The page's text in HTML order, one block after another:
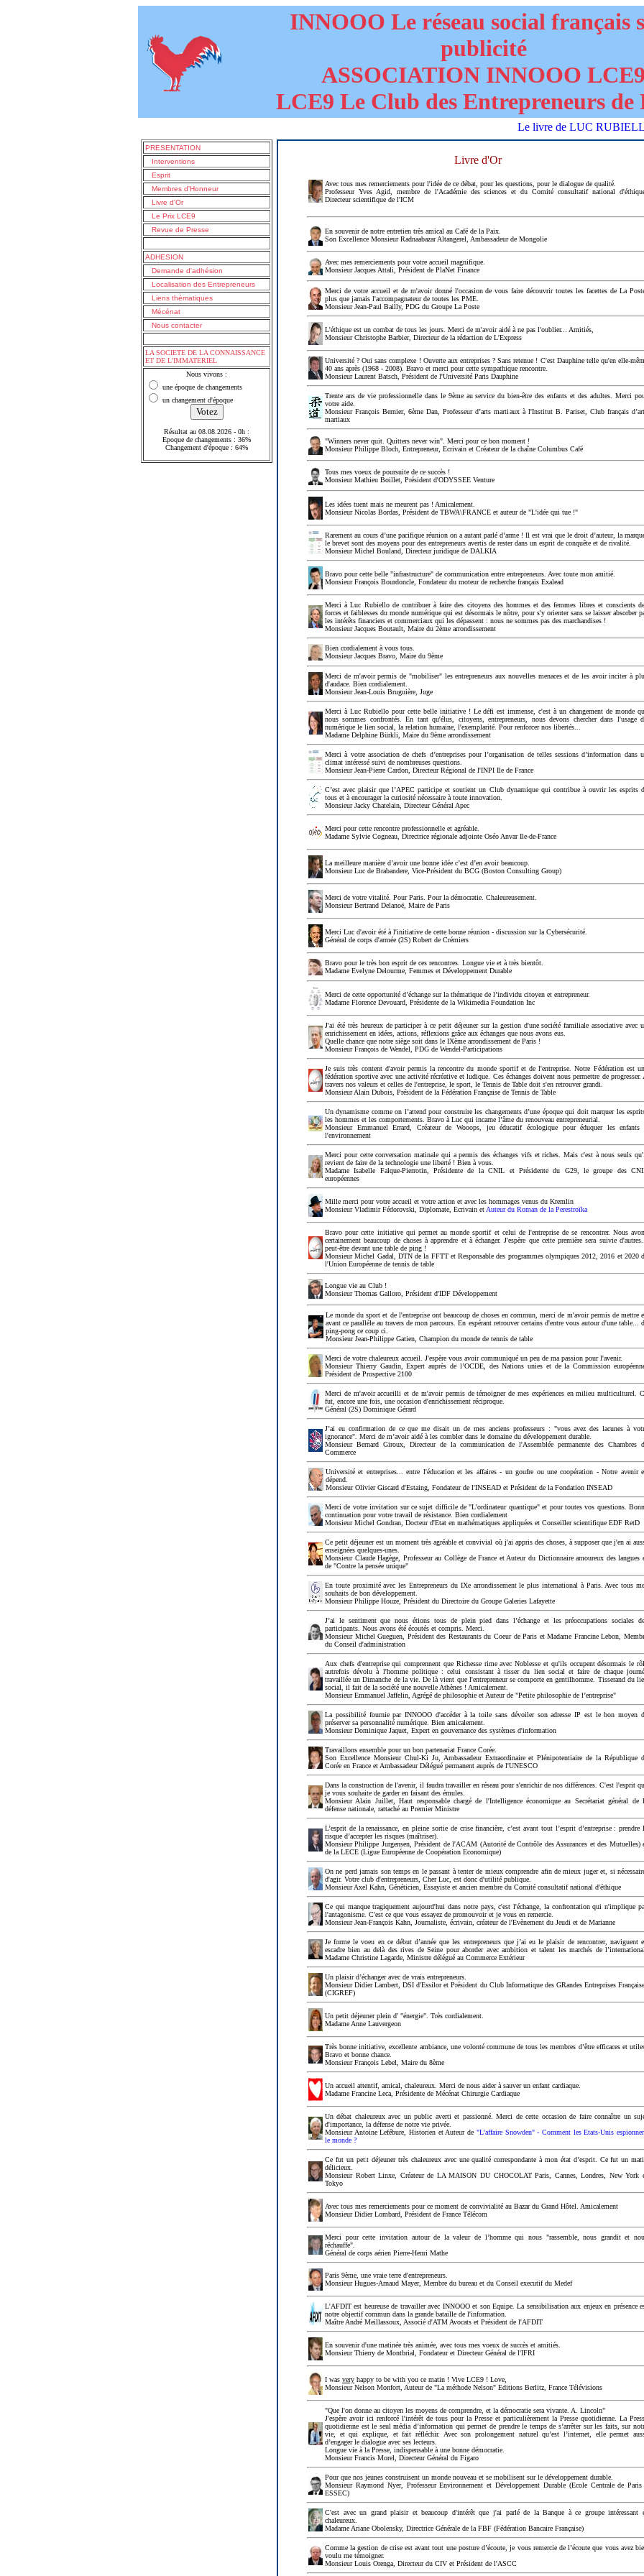
INNOOO Le réseau social français
publicité
ASSOCIATION INNOOO LCE9
LCE9 Le Club des Entrepreneurs de
Le livre de LUC RUBIELLO
PRESENTATION
Interventions
Esprit
Membres d'Honneur
Livre d'Or
Le Prix LCE9
Revue de Presse
ADHESION
Demande d'adhésion
Localisation des Entrepreneurs
Liens thématiques
Mécénat
Nous contacter
LA SOCIETE DE LA CONNAISSANCE
ET DE L'IMMATERIEL
Nous vivons :
une époque de changements
un changement d'époque
Résultat au 08.08.2026 - 0h :
Epoque de changements : 36%
Changement d'époque : 64%
Livre d'Or
Avec tous mes remerciements pour l'idée de ce débat, pour les questions, pour le dialogue de qualité.
Professeur Yves Agid, membre de l'Académie des sciences et du Comité consultatif national
Directeur scientifique de l'ICM
En souvenir de notre entretien très amical au Café de la Paix.
Son Excellence Monsieur Radnaabazar Altangerel, Ambassadeur de Mongolie
Avec mes remerciements pour votre accueil magnifique.
Monsieur Jacques Attali, Président de PlaNet Finance
Merci de votre accueil et de m'avoir donné l'occasion de vous faire découvrir toutes les facettes de La
plus que jamais l'accompagnateur de toutes les PME.
Monsieur Jean-Paul Bailly, PDG du Groupe La Poste
L'éthique est un combat de tous les jours. Merci de m'avoir aidé à ne pas l'oublier... Amitiés,
Monsieur Christophe Barbier, Directeur de la rédaction de L'Express
Université ? Oui sans complexe ! Ouverte aux entreprises ? Sans retenue ! C'est Dauphine telle qu'en elle-
40 ans après (1968 - 2008). Bravo et merci pour cette sympathique rencontre.
Monsieur Laurent Batsch, Président de l'Université Paris Dauphine
Trente ans de vie professionnelle dans le 9ème au service du bien-être des enfants et des adultes. Merci
votre aide.
Monsieur François Bernier, 6ème Dan, Professeur d’arts martiaux à l'Institut B. Pariset, Club français
martiaux
"Winners never quit. Quitters never win". Merci pour ce bon moment !
Monsieur Philippe Bloch, Entrepreneur, Ecrivain et Créateur de la chaîne Columbus Café
Tous mes voeux de poursuite de ce succès !
Monsieur Mathieu Boillet, Président d'ODYSSEE Venture
Les idées tuent mais ne meurent pas ! Amicalement.
Monsieur Nicolas Bordas, Président de TBWA\FRANCE et auteur de "L'idée qui tue !"
Rarement au cours d’une pacifique réunion on a autant parlé d’arme ! Il est vrai que le droit d’auteur, la
le brevet sont des moyens pour des entrepreneurs avertis de rester dans un esprit de conquête et de rivalité.
Monsieur Michel Bouland, Directeur juridique de DALKIA
Bravo pour cette belle "infrastructure" de communication entre entrepreneurs. Avec toute mon amitié.
Monsieur François Bourdoncle, Fondateur du moteur de recherche français Exalead
Merci à Luc Rubiello de contribuer à faire des citoyens des hommes et des femmes libres et conscients
forces et faiblesses du monde numérique qui est désormais le nôtre, pour s'y orienter sans se laisser absorber
les intérêts financiers et commerciaux qui les dépassent : nous ne sommes pas des marchandises !
Monsieur Jacques Boutault, Maire du 2ème arrondissement
Bien cordialement à vous tous.
Monsieur Jacques Bravo, Maire du 9ème
Merci de m'avoir permis de "mobiliser" les entrepreneurs aux nouvelles menaces et de les avoir inciter à
d'audace. Bien cordialement.
Monsieur Jean-Louis Bruguière, Juge
Merci à Luc Rubiello pour cette belle initiative ! Le défi est immense, c'est à un changement de monde
nous sommes confrontés. En tant qu'élus, citoyens, entrepreneurs, nous devons chercher dans l'usage
numérique le lien social, la relation humaine, l'exemplarité. Pour renforcer nos libertés...
Madame Delphine Bürkli, Maire du 9ème arrondissement
Merci à votre association de chefs d’entreprises pour l’organisation de telles sessions d’information dans
climat intéressé suivi de nombreuses questions.
Monsieur Jean-Pierre Cardon, Directeur Régional de l'INPI Ile de France
C’est avec plaisir que l’APEC participe et soutient un Club dynamique qui contribue à ouvrir les esprits
tous et à encourager la curiosité nécessaire à toute innovation.
Monsieur Jacky Chatelain, Directeur Général Apec
Merci pour cette rencontre professionnelle et agréable.
Madame Sylvie Cogneau, Directrice régionale adjointe Oséo Anvar Ile-de-France
La meilleure manière d’avoir une bonne idée c’est d’en avoir beaucoup.
Monsieur Luc de Brabandere, Vice-Président du BCG (Boston Consulting Group)
Merci de votre vitalité. Pour Paris. Pour la démocratie. Chaleureusement.
Monsieur Bertrand Delanoë, Maire de Paris
Merci Luc d'avoir été à l'initiative de cette bonne réunion - discussion sur la Cybersécurité.
Général de corps d'armée (2S) Robert de Crémiers
Bravo pour le très bon esprit de ces rencontres. Longue vie et à très bientôt.
Madame Evelyne Delourme, Femmes et Développement Durable
Merci de cette opportunité d’échange sur la thématique de l’individu citoyen et entrepreneur.
Madame Florence Devouard, Présidente de la Wikimedia Foundation Inc
J'ai été très heureux de participer à ce petit déjeuner sur la gestion d'une société familiale associative avec
enrichissement en idées, actions, réflexions grâce aux échanges que nous avons eus.
Quelle chance que notre siège soit dans le IXème arrondissement de Paris !
Monsieur François de Wendel, PDG de Wendel-Participations
Je suis très content d'avoir permis la rencontre du monde sportif et de l'entreprise. Notre Fédération est
fédération sportive avec une activité récréative et ludique. Ces échanges doivent nous permettre de progresser.
travers nos valeurs et celles de l'entreprise, le sport, le Tennis de Table doit s'en retrouver grandi.
Monsieur Alain Dubois, Président de la Fédération Française de Tennis de Table
Un dynamisme comme on l’attend pour construire les changements d’une époque qui doit marquer les
les hommes et les comportements. Bravo à Luc qui incarne l’âme du renouveau entrepreneurial.
Monsieur Emmanuel Errard, Créateur de Wooops, jeu éducatif écologique pour éduquer les enfants
l'environnement
Merci pour cette conversation matinale qui a permis des échanges vifs et riches. Mais c'est à nous seuls
revient de faire de la technologie une liberté ! Bien à vous.
Madame Isabelle Falque-Pierrotin, Présidente de la CNIL et Présidente du G29, le groupe des
européennes
Mille merci pour votre accueil et votre action et avec les hommages venus du Kremlin
Monsieur Vladimir Fédorovski, Diplomate, Ecrivain et Auteur du Roman de la Perestroïka
Bravo pour cette initiative qui permet au monde sportif et celui de l'entreprise de se rencontrer. Nous
certainement beaucoup de choses à apprendre et à échanger. J'espère que cette première sera suivie d'autres...
peut-être devant une table de ping !
Monsieur Michel Gadal, DTN de la FFTT et Responsable des programmes olympiques 2012, 2016 et 2020
l'Union Européenne de tennis de table
Longue vie au Club !
Monsieur Thomas Galloro, Président d'IDF Développement
Le monde du sport et de l'entreprise ont beaucoup de choses en commun, merci de m'avoir permis de mettre
avant ce parallèle au travers de mon parcours. En espérant retrouver certains d'entre vous autour d'une table...
ping-pong ce coup ci.
Monsieur Jean-Philippe Gatien, Champion du monde de tennis de table
Merci de votre chaleureux accueil. J'espère vous avoir communiqué un peu de ma passion pour l'avenir.
Monsieur Thierry Gaudin, Expert auprès de l’OCDE, des Nations unies et de la Commission
Président de Prospective 2100
Merci de m'avoir accueilli et de m'avoir permis de témoigner de mes expériences en milieu multiculturel.
fut, encore une fois, une occasion d'enrichissement réciproque.
Général (2S) Dominique Gérard
J’ai eu confirmation de ce que me disait un de mes anciens professeurs : "vous avez des lacunes à
ignorance". Merci de m’avoir aidé à les combler dans le domaine du développement durable.
Monsieur Bernard Giroux, Directeur de la communication de l'Assemblée permanente des Chambres
Commerce
Université et entreprises... entre l'éducation et les affaires - un goufre ou une coopération - Notre avenir
dépend.
Monsieur Olivier Giscard d'Estaing, Fondateur de l'INSEAD et Président de la Fondation INSEAD
Merci de votre invitation sur ce sujet difficile de "L'ordinateur quantique" et pour toutes vos questions.
continuation pour votre travail de résistance. Bien cordialement
Monsieur Michel Gondran, Docteur d'Etat en mathématiques appliquées et Conseiller scientifique EDF RetD
Ce petit déjeuner est un moment très agréable et convivial où j'ai appris des choses, à supposer que j'en ai
enseignées quelques-unes.
Monsieur Claude Hagège, Professeur au Collège de France et Auteur du Dictionnaire amoureux des langues
de "Contre la pensée unique"
En toute proximité avec les Entrepreneurs du IXe arrondissement le plus international à Paris. Avec tous
souhaits de bon développement.
Monsieur Philippe Houze, Président du Directoire du Groupe Galeries Lafayette
J’ai le sentiment que nous étions tous de plein pied dans l’échange et les préoccupations sociales
participants. Nous avons été écoutés et compris. Merci.
Monsieur Michel Gueguen, Président des Restaurants du Coeur de Paris et Madame Francine Lebon,
du Conseil d'administration
Aux chefs d'entreprise qui comprennent que Richesse rime avec Noblesse et qu'ils occupent désormais le
autrefois dévolu à l'homme politique : celui consistant à tisser du lien social et faire de chaque
travaillée un Dimanche de la vie. De là vient que l'entrepreneur se comporte en gentilhomme. Tisserand du
social, il fait de la société une nouvelle Athènes ! Amicalement.
Monsieur Emmanuel Jaffelin, Agrégé de philosophie et Auteur de "Petite philosophie de l’entreprise"
La possibilité fournie par INNOOO d'accéder à la toile sans dévoiler son adresse IP est le bon moyen
préserver sa personnalité numérique. Bien amicalement.
Monsieur Dominique Jaquet, Expert en gouvernance des systèmes d'information
Travaillons ensemble pour un bon partenariat France Corée.
Son Excellence Monsieur Chul-Ki Ju, Ambassadeur Extraordinaire et Plénipotentiaire de la République
Corée en France et Ambassadeur Délégué permanent auprès de l'UNESCO
Dans la construction de l'avenir, il faudra travailler en réseau pour s'enrichir de nos différences. C'est l'esprit
je vous souhaite de garder en faisant des émules.
Monsieur Alain Juillet, Haut responsable chargé de l'Intelligence économique au Secrétariat général de
défense nationale, rattaché au Premier Ministre
L’esprit de la renaissance, en pleine sortie de crise financière, c’est avant tout l’esprit d’entreprise : prendre
risque d’accepter les risques (maîtriser).
Monsieur Philippe Jurgensen, Président de l'ACAM (Autorité de Contrôle des Assurances et des Mutuelles)
de la LECE (Ligue Européenne de Coopération Economique)
On ne perd jamais son temps en le passant à tenter de mieux comprendre afin de mieux juger et, si
d'agir. Votre club d'entrepreneurs, Cher Luc, est donc d'utilité publique.
Monsieur Axel Kahn, Généticien, Essayiste et ancien membre du Comité consultatif national d'éthique
Ce qui manque tragiquement aujourd'hui dans notre pays, c'est l'échange, la confrontation qui n'implique
l'antagonisme. C'est ce que vous essayez de promouvoir et je vous en remercie.
Monsieur Jean-François Kahn, Journaliste, écrivain, créateur de l'Evènement du Jeudi et de Marianne
Je forme le voeu en ce début d’année que les entrepreneurs que j’ai eu le plaisir de rencontrer, naviguent
escadre bien au delà des rives de Seine pour aborder avec ambition et talent les marchés de l’international.
Madame Christine Lagarde, Ministre délégué au Commerce Extérieur
Un plaisir d’échanger avec de vrais entrepreneurs.
Monsieur Didier Lambert, DSI d'Essilor et Président du Club Informatique des GRandes Entreprises
(CIGREF)
Un petit déjeuner plein d' "énergie". Très cordialement.
Madame Anne Lauvergeon
Très bonne initiative, excellente ambiance, une volonté commune de tous les membres d’être efficaces et
Bravo et bonne chance.
Monsieur François Lebel, Maire du 8ème
Un accueil attentif, amical, chaleureux. Merci de nous aider à sauver un enfant cardiaque.
Madame Francine Leca, Présidente de Mécénat Chirurgie Cardiaque
Un débat chaleureux avec un public averti et passionné. Merci de cette occasion de faire connaître un
d'importance, la défense de notre vie privée.
Monsieur Antoine Lefébure, Historien et Auteur de "L'affaire Snowden" - Comment les Etats-Unis
le monde ?
Ce fut un petit déjeuner très chaleureux avec une qualité correspondante à mon état d’esprit. Ce fut un
délicieux.
Monsieur Robert Linxe, Créateur de LA MAISON DU CHOCOLAT Paris, Cannes, Londres, New York
Tokyo
Avec tous mes remerciements pour ce moment de convivialité au Bazar du Grand Hôtel. Amicalement
Monsieur Didier Lombard, Président de France Télécom
Merci pour cette invitation autour de la valeur de l’homme qui nous "rassemble, nous grandit et
réchauffe".
Général de corps aérien Pierre-Henri Mathe
Paris 9ème, une vraie terre d'entrepreneurs.
Monsieur Hugues-Arnaud Mayer, Membre du bureau et du Conseil executif du Medef
L'AFDIT est heureuse de travailler avec INNOOO et son Equipe. La sensibilisation aux enjeux en présence
notre objectif commun dans la grande bataille de l'information.
Maître André Meillassoux, Associé d'ATM Avocats et Président de l'AFDIT
En souvenir d'une matinée très animée, avec tous mes voeux de succès et amitiés.
Monsieur Thierry de Montbrial, Fondateur et Directeur Général de l'IFRI
I was very happy to be with you ce matin ! Vive LCE9 ! Love,
Monsieur Nelson Monfort, Auteur de "La méthode Nelson" Editions Berlitz, France Télévisions
"Que l'on donne au citoyen les moyens de comprendre, et la démocratie sera vivante. A. Lincoln"
J'espère avoir ici renforcé l'intérêt de tous pour la Presse et particulièrement la Presse quotidienne. La
quotidienne est le seul média d’information qui permet de prendre le temps de s’arrêter sur les faits, sur
vie, et qui explique, et fait réfléchir. Avec son prolongement naturel qu’est l’internet, elle permet
d’engager le dialogue avec ses lecteurs.
Longue vie à la Presse, indispensable à une bonne démocratie.
Monsieur Francis Morel, Directeur Général du Figaro
Pour que nos jeunes construisent un monde nouveau et se mobilisent sur le développement durable.
Monsieur Raymond Nyer, Professeur Environnement et Développement Durable (Ecole Centrale de
ESSEC)
C'est avec un grand plaisir et beaucoup d'intérêt que j'ai parlé de la Banque à ce groupe intéressant
chaleureux.
Madame Ariane Obolensky, Directrice Générale de la FBF (Fédération Bancaire Française)
Comme la gestion de crise est avant tout une posture d’écoute, je vous remercie de l’écoute que vous avez
voulu me témoigner.
Monsieur Louis Orenga, Directeur du CIV et Président de l'ASCC